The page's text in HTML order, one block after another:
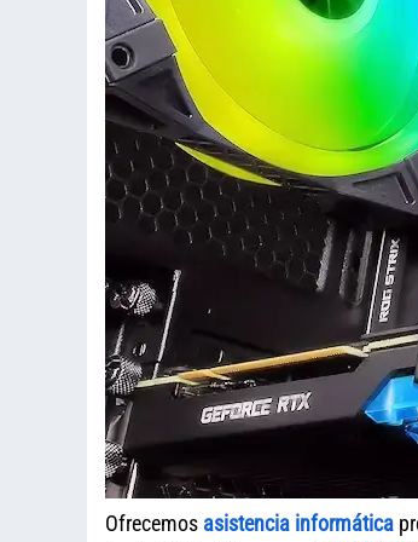
Ofrecemos asistencia informática